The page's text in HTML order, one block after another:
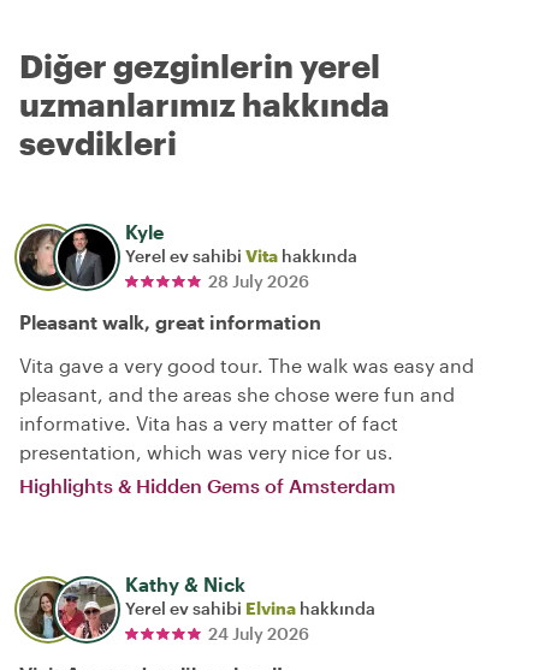
Diğer gezginlerin yerel
uzmanlarımız hakkında
sevdikleri
Kyle
Yerel ev sahibi Vita hakkında
28 July 2026
Pleasant walk, great information
Vita gave a very good tour. The walk was easy and
pleasant, and the areas she chose were fun and
informative. Vita has a very matter of fact
presentation, which was very nice for us.
Highlights & Hidden Gems of Amsterdam
Kathy & Nick
Yerel ev sahibi Elvina hakkında
24 July 2026